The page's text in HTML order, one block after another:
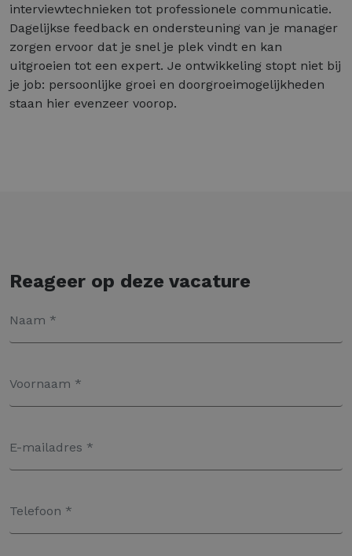
interviewtechnieken tot professionele communicatie.
Dagelijkse feedback en ondersteuning van je manager
zorgen ervoor dat je snel je plek vindt en kan
uitgroeien tot een expert. Je ontwikkeling stopt niet bij
je job: persoonlijke groei en doorgroeimogelijkheden
staan hier evenzeer voorop.
Reageer op deze vacature